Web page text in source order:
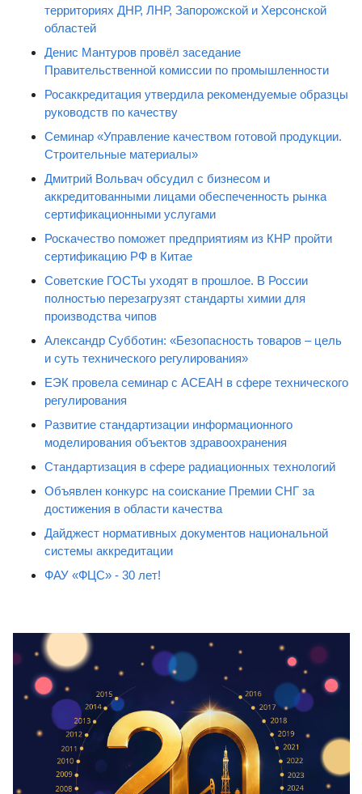
территориях ДНР, ЛНР, Запорожской и Херсонской
областей
Денис Мантуров провёл заседание
Правительственной комиссии по промышленности
Росаккредитация утвердила рекомендуемые образцы
руководств по качеству
Семинар «Управление качеством готовой продукции.
Строительные материалы»
Дмитрий Вольвач обсудил с бизнесом и
аккредитованными лицами обеспеченность рынка
сертификационными услугами
Роскачество поможет предприятиям из КНР пройти
сертификацию РФ в Китае
Советские ГОСТы уходят в прошлое. В России
полностью перезагрузят стандарты химии для
производства чипов
Александр Субботин: «Безопасность товаров – цель
и суть технического регулирования»
ЕЭК провела семинар с АСЕАН в сфере технического
регулирования
Развитие стандартизации информационного
моделирования объектов здравоохранения
Стандартизация в сфере радиационных технологий
Объявлен конкурс на соискание Премии СНГ за
достижения в области качества
Дайджест нормативных документов национальной
системы аккредитации
ФАУ «ФЦС» - 30 лет!